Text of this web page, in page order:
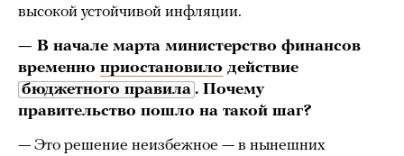
высокой устойчивой инфляции.
— В начале марта министерство финансов
временно приостановило действие
бюджетного правила . Почему
правительство пошло на такой шаг?
— Это решение неизбежное — в нынешних